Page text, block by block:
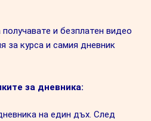
и безплатен видео
за курса и самия дневник
за дневника:
на един дъх. След